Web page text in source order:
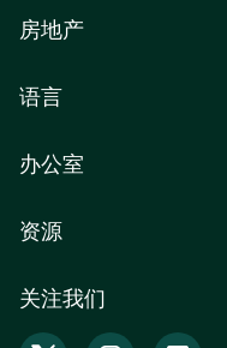
房地产
语言
关注我们
办公室
资源